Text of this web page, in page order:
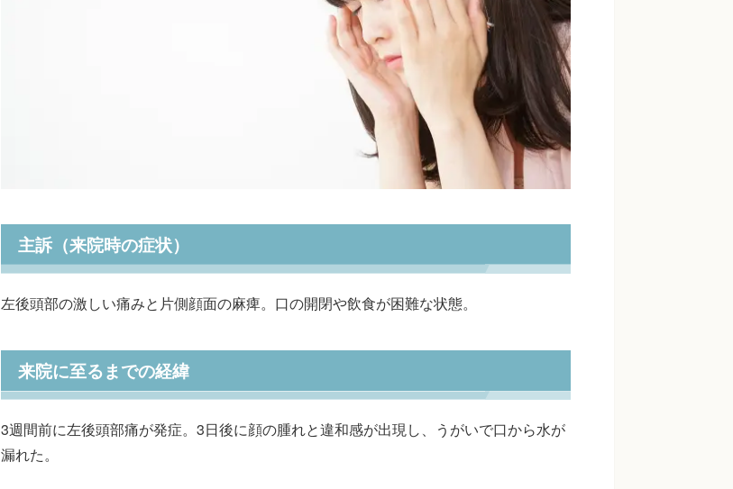
主訴（来院時の症状）
左後頭部の激しい痛みと片側顔面の麻痺。口の開閉や飲食が困難な状態。
来院に至るまでの経緯
3週間前に左後頭部痛が発症。3日後に顔の腫れと違和感が出現し、うがいで口から水が
漏れた。